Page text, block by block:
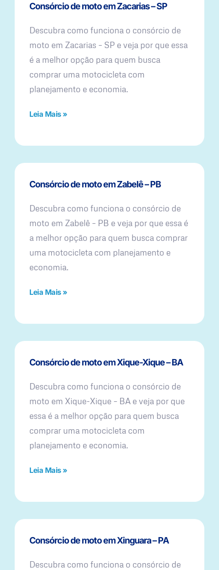
Consórcio de moto em Zacarias – SP
Descubra como funciona o consórcio de
moto em Zacarias – SP e veja por que essa
é a melhor opção para quem busca
comprar uma motocicleta com
planejamento e economia.
Leia Mais »
Consórcio de moto em Zabelê – PB
Descubra como funciona o consórcio de
moto em Zabelê – PB e veja por que essa é
a melhor opção para quem busca comprar
uma motocicleta com planejamento e
economia.
Leia Mais »
Consórcio de moto em Xique-Xique – BA
Descubra como funciona o consórcio de
moto em Xique-Xique – BA e veja por que
essa é a melhor opção para quem busca
comprar uma motocicleta com
planejamento e economia.
Leia Mais »
Consórcio de moto em Xinguara – PA
Descubra como funciona o consórcio de